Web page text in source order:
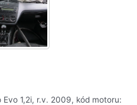
1,2i, r.v. 2009, kód motoru: